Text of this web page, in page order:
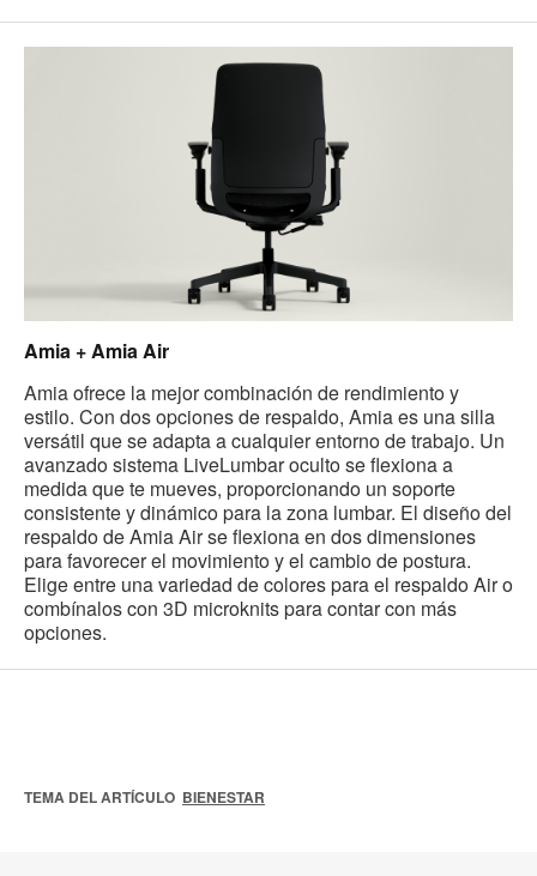
Amia + Amia Air
Amia ofrece la mejor combinación de rendimiento y
estilo. Con dos opciones de respaldo, Amia es una silla
versátil que se adapta a cualquier entorno de trabajo. Un
avanzado sistema LiveLumbar oculto se flexiona a
medida que te mueves, proporcionando un soporte
consistente y dinámico para la zona lumbar. El diseño del
respaldo de Amia Air se flexiona en dos dimensiones
para favorecer el movimiento y el cambio de postura.
Elige entre una variedad de colores para el respaldo Air o
combínalos con 3D microknits para contar con más
opciones.
TEMA DEL ARTÍCULO BIENESTAR